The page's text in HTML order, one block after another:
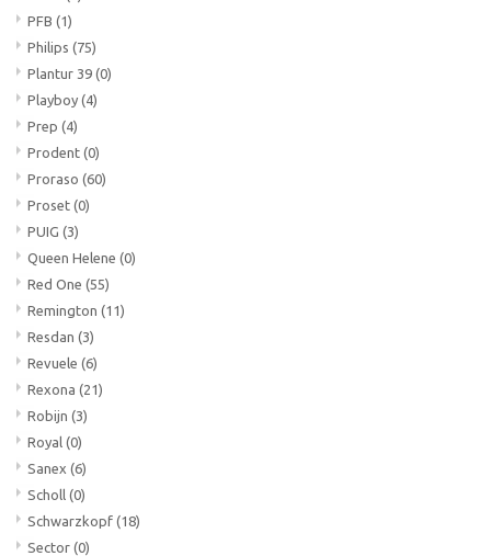
PFB (1)
Philips (75)
Plantur 39 (0)
Playboy (4)
Prep (4)
Prodent (0)
Proraso (60)
Proset (0)
PUIG (3)
Queen Helene (0)
Red One (55)
Remington (11)
Resdan (3)
Revuele (6)
Rexona (21)
Robijn (3)
Royal (0)
Sanex (6)
Scholl (0)
Schwarzkopf (18)
Sector (0)